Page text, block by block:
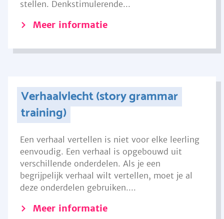
stellen. Denkstimulerende...
Meer informatie
Verhaalvlecht (story grammar
training)
Een verhaal vertellen is niet voor elke leerling
eenvoudig. Een verhaal is opgebouwd uit
verschillende onderdelen. Als je een
begrijpelijk verhaal wilt vertellen, moet je al
deze onderdelen gebruiken....
Meer informatie